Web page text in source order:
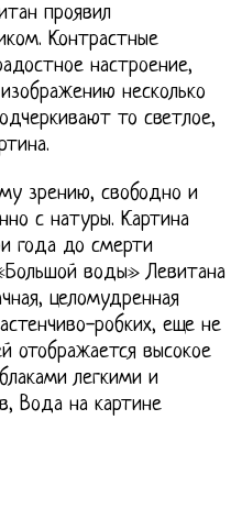
проявил
Контрастные
настроение,
несколько
то светлое,
зрению, свободно и
с натуры. Картина
года до смерти
воды» Левитана
целомудренная
робких, еще не
отображается высокое
легкими и
Вода на картине